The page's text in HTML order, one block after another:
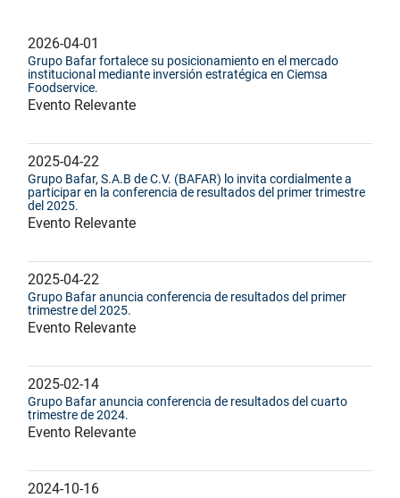
2026-04-01
Grupo Bafar fortalece su posicionamiento en el mercado
institucional mediante inversión estratégica en Ciemsa
Foodservice.
Evento Relevante
2025-04-22
Grupo Bafar, S.A.B de C.V. (BAFAR) lo invita cordialmente a
participar en la conferencia de resultados del primer trimestre
del 2025.
Evento Relevante
2025-04-22
Grupo Bafar anuncia conferencia de resultados del primer
trimestre del 2025.
Evento Relevante
2025-02-14
Grupo Bafar anuncia conferencia de resultados del cuarto
trimestre de 2024.
Evento Relevante
2024-10-16